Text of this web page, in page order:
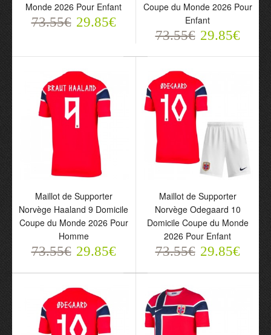
Norvège Odegaard 10
Monde 2026 Pour Enfant
73.55€ 29.85€
Maillot de Supporter
Norvège Odegaard 10
Monde 2026 Pour
Homme
73.55€ 29.85€
Maillot de Supporter
Norvège Extérieur Coupe
du Monde 2026 Pour
Maillot de Supporter
Norvège Haaland 9
Domicile Coupe du
Monde 2026 Pour Enfant
73.55€ 29.85€
Coupe du Monde 2026 Pour
Enfant
73.55€ 29.85€
Maillot de Supporter
Norvège Haaland 9 Domicile
Coupe du Monde 2026 Pour
Homme
73.55€ 29.85€
Maillot de Supporter
Norvège Odegaard 10
Domicile Coupe du Monde
2026 Pour Enfant
73.55€ 29.85€